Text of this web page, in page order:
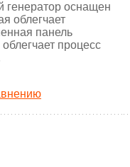
генератор оснащен
облегчает
панель
процесс